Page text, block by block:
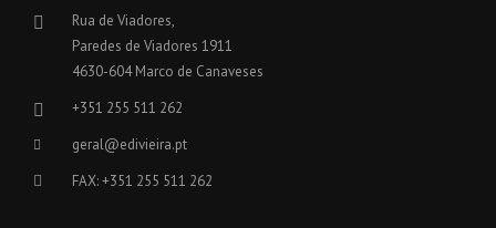
Rua de Viadores,
Paredes de Viadores 1911
4630-604 Marco de Canaveses
+351 255 511 262
geral@edivieira.pt
FAX: +351 255 511 262